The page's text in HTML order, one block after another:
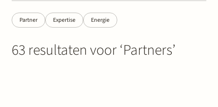
Partner Expertise Energie
63 resultaten voor ‘Partners’
News & Insights
Contact
Werken bij Stek